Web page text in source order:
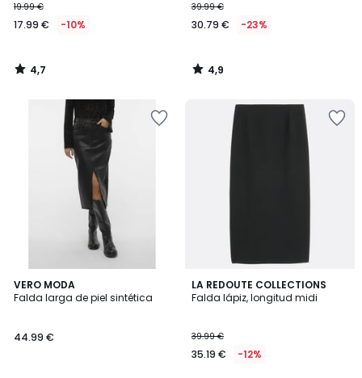
19.99 €
17.99 € -10%
4,7
/
39.99 €
30.79 € -23%
4,9
/
VERO MODA
Falda larga de piel sintética
44.99 €
3,9
/ 5
LA REDOUTE COLLECTIONS
Falda lápiz, longitud midi
39.99 €
35.19 € -12%
4,6
/ 5